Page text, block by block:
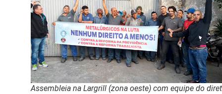
Assembleia na Largrill (zona oeste) com equipe do